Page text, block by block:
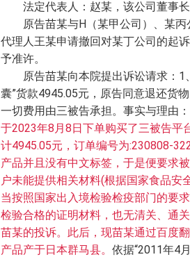
法定代表人：赵某，该公司董事长
原告苗某与H（某甲公司）、某
代理人王某申请撤回对某丁公司的起
予准许。
原告苗某向本院提出诉讼请求：
囊”货款4945.05元，原告同意退还货
一切费用由三被告承担。事实与理由
于2023年8月8日下单购买了三被告平
计4945.05元，订单编号为:230808-
产品并且没有中文标签，于是便要求
户未能提供相关材料(根据国家食品
当按照国家出入境检验检疫部门的要
检验合格的证明材料，也无清关、通
苗某的投诉。此后，现苗某通过百度
产品产于日本群马县。 依据“2011年4